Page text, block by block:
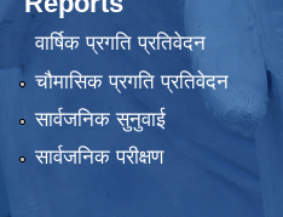
वार्षिक प्रगति प्रतिवेदन
चौमासिक प्रगति प्रतिवेदन
सार्वजनिक सुनुवाई
सार्वजनिक परीक्षण